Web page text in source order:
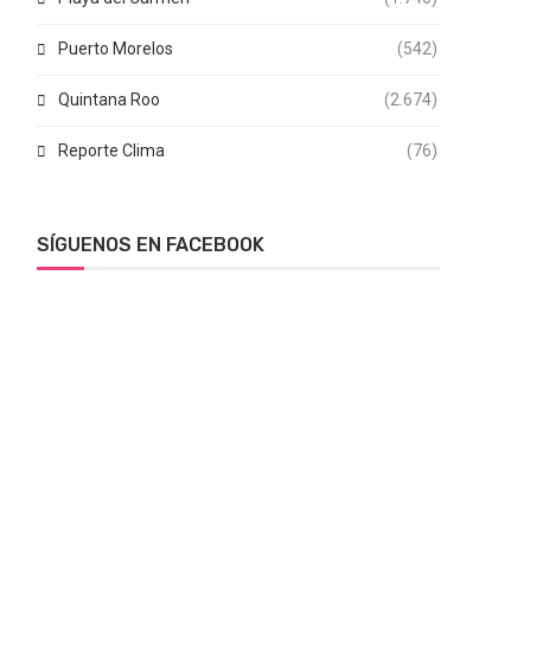
Puerto Morelos (542)
Quintana Roo (2.674)
Reporte Clima (76)
SÍGUENOS EN FACEBOOK